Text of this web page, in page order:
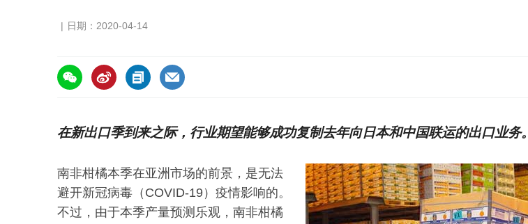
日期：2020-04-14
https://asiafruitchina.net/19433.html
在新出口季到来之际，行业期望能够成功复制去年向日本和中国联运的出口业务。
南非柑橘本季在亚洲市场的前景，是无法
避开新冠病毒（COVID-19）疫情影响的。
不过，由于本季产量预测乐观，南非柑橘